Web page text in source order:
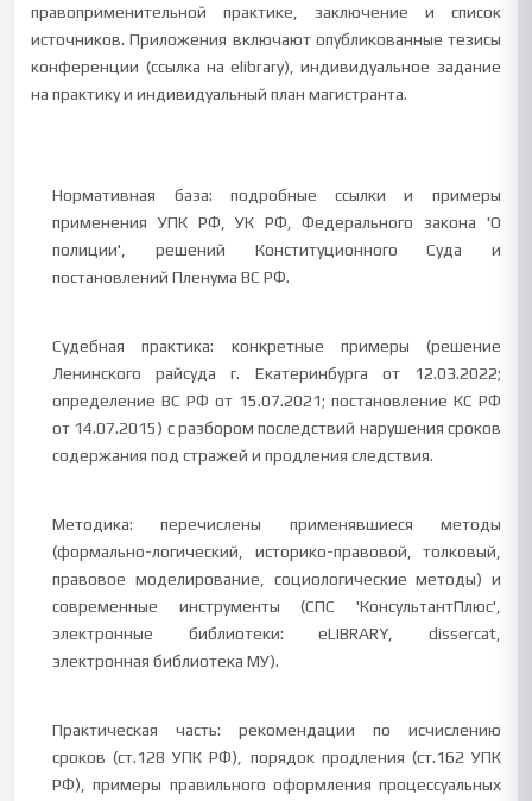
правоприменительной практике, заключение и список
источников. Приложения включают опубликованные тезисы
конференции (ссылка на elibrary), индивидуальное задание
на практику и индивидуальный план магистранта.
Нормативная база: подробные ссылки и примеры
применения УПК РФ, УК РФ, Федерального закона 'О
полиции', решений Конституционного Суда и
постановлений Пленума ВС РФ.
Судебная практика: конкретные примеры (решение
Ленинского райсуда г. Екатеринбурга от 12.03.2022;
определение ВС РФ от 15.07.2021; постановление КС РФ
от 14.07.2015) с разбором последствий нарушения сроков
содержания под стражей и продления следствия.
Методика: перечислены применявшиеся методы
(формально-логический, историко-правовой, толковый,
правовое моделирование, социологические методы) и
современные инструменты (СПС 'КонсультантПлюс',
электронные библиотеки: eLIBRARY, dissercat,
электронная библиотека МУ).
Практическая часть: рекомендации по исчислению
сроков (ст.128 УПК РФ), порядок продления (ст.162 УПК
РФ), примеры правильного оформления процессуальных